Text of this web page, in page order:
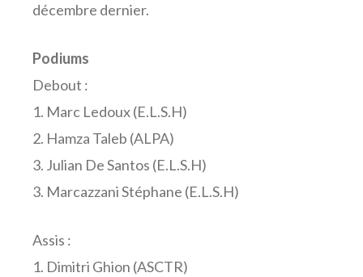
décembre dernier.
Podiums
Debout :
1. Marc Ledoux (E.L.S.H)
2. Hamza Taleb (ALPA)
3. Julian De Santos (E.L.S.H)
3. Marcazzani Stéphane (E.L.S.H)
Assis :
1. Dimitri Ghion (ASCTR)